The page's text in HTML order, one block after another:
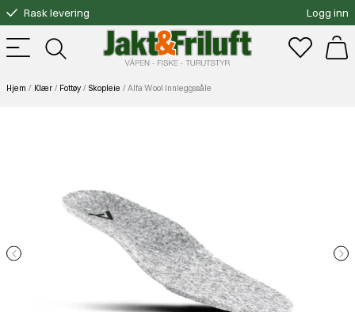
Rask levering
Gratis bytte
Fri frakt over 3000.-
Logg inn
Hjem Klær Fottøy Skopleie Alfa Wool Innleggssåle